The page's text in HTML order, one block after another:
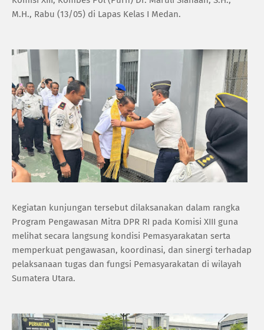
M.H., Rabu (13/05) di Lapas Kelas I Medan.
Kegiatan kunjungan tersebut dilaksanakan dalam rangka
Program Pengawasan Mitra DPR RI pada Komisi XIII guna
melihat secara langsung kondisi Pemasyarakatan serta
memperkuat pengawasan, koordinasi, dan sinergi terhadap
pelaksanaan tugas dan fungsi Pemasyarakatan di wilayah
Sumatera Utara.